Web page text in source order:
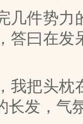
件势力
答曰在
把头枕
长发，气